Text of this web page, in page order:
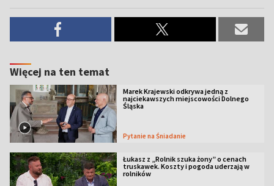
Więcej na ten temat
Marek Krajewski odkrywa jedną z
najciekawszych miejscowości Dolnego
Śląska
Pytanie na Śniadanie
Łukasz z „Rolnik szuka żony” o cenach
truskawek. Koszty i pogoda uderzają w
rolników